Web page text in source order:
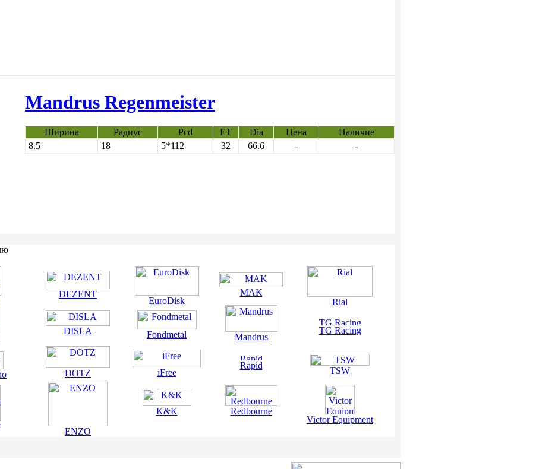
Mandrus Regenmeister
Ширина Радиус Pcd ET Dia Цена
Наличие
8.5
18 5*112 32 66.6 - -
DEZENT
DISLA
DOTZ
ENZO
EuroDisk
Fondmetal
iFree
K&K
MAK
Mandrus
Rapid
Redbourne
Rial
TG Racing
TSW
Victor Equipment